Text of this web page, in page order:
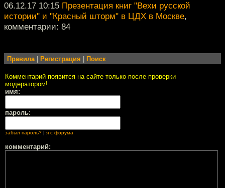
06.12.17 10:15 Презентация книг "Вехи русской
истории" и "Красный шторм" в ЦДХ в Москве,
комментарии: 84
Правила| Регистрация Поиск
Комментарий появится на сайте только после проверки
модератором!
имя:
пароль:
забыл пароль? я с форума
комментарий: